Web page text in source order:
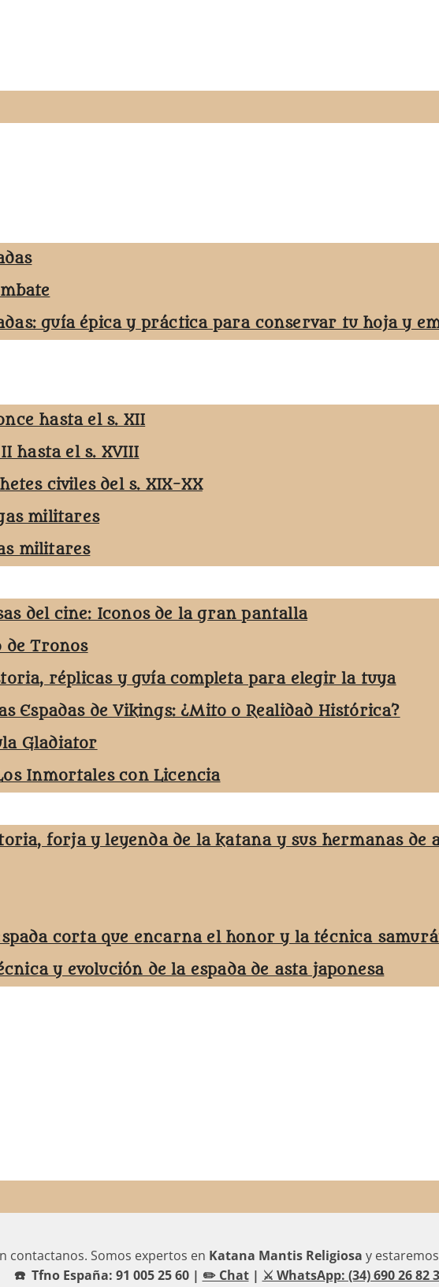
guía épica y práctica para conservar tu hoja y
hasta el s. XII
hasta el s. XVIII
civiles del s. XIX-XX
militares
militares
del cine: Iconos de la gran pantalla
de Tronos
réplicas y guía completa para elegir la tuya
Espadas de Vikings: ¿Mito o Realidad Histórica?
Gladiator
Inmortales con Licencia
forja y leyenda de la katana y sus hermanas de
corta que encarna el honor y la técnica
y evolución de la espada de asta japonesa
contactanos. Somos expertos en Katana Mantis Religiosa y
☎️ Tfno España: 91 005 25 60 | ✏️ Chat| ⚔️ WhatsApp: (34) 690 26 82